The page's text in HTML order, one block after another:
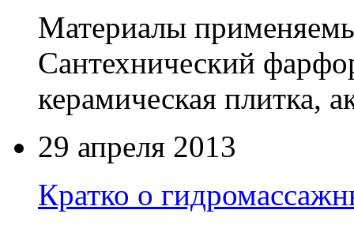
Материалы
Сантехнический
керамическая плитка,
29 апреля 2013
Кратко о